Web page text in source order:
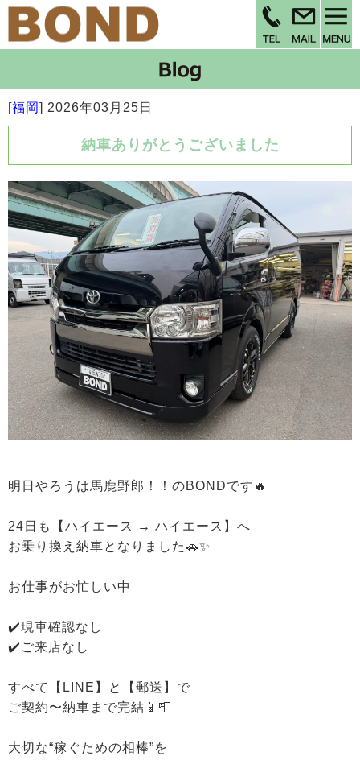
[福岡] 2026年03月25日
納車ありがとうございました
明日やろうは馬鹿野郎！！のBONDです🔥
24日も【ハイエース → ハイエース】へ
お乗り換え納車となりました🚗✨
お仕事がお忙しい中
✔️現車確認なし
✔️ご来店なし
すべて【LINE】と【郵送】で
ご契約〜納車まで完結📱📮
大切な“稼ぐための相棒”を